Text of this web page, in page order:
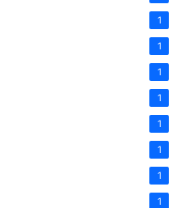
1
1
1
1
1
1
1
1